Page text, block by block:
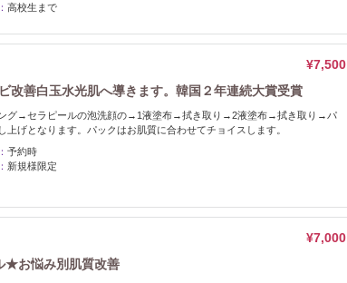
高校生まで
¥7,500
善白玉水光肌へ導きます。韓国２年連続大賞受賞
グ→セラピールの泡洗顔の→1液塗布→拭き取り→2液塗布→拭き取り→パ
上げとなります。パックはお肌質に合わせてチョイスします。
予約時
新規様限定
¥7,000
★お悩み別肌質改善